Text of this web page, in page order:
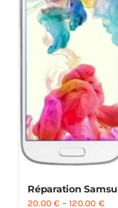
Réparation
20.00€ –120.00 €